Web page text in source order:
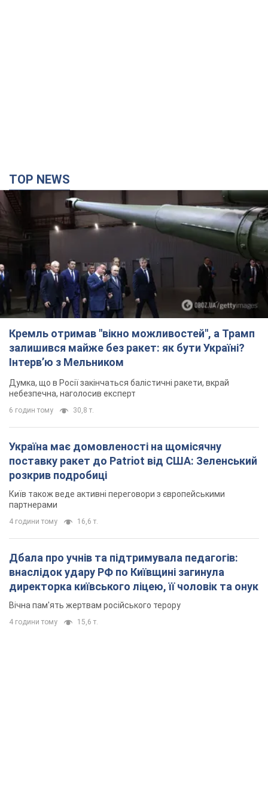
TOP NEWS
Кремль отримав "вікно можливостей", а Трамп
залишився майже без ракет: як бути Україні?
Інтерв’ю з Мельником
Думка, що в Росії закінчаться балістичні ракети, вкрай
небезпечна, наголосив експерт
6 годин тому 30,8 т.
Україна має домовленості на щомісячну
поставку ракет до Patriot від США: Зеленський
розкрив подробиці
Київ також веде активні переговори з європейськими
партнерами
4 години тому 16,6 т.
Дбала про учнів та підтримувала педагогів:
внаслідок удару РФ по Київщині загинула
директорка київського ліцею, її чоловік та онук
Вічна пам'ять жертвам російського терору
4 години тому 15,6 т.